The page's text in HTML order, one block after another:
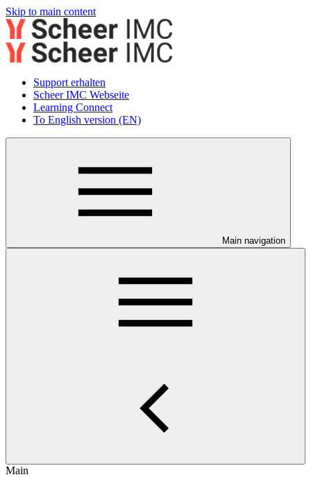
Skip to main content
Support erhalten
Scheer IMC Webseite
Learning Connect
To English version (EN)
Main navigation
Main